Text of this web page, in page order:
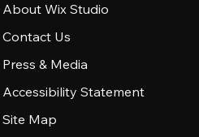
About Wix Studio
Contact Us
Press & Media
Accessibility Statement
Site Map